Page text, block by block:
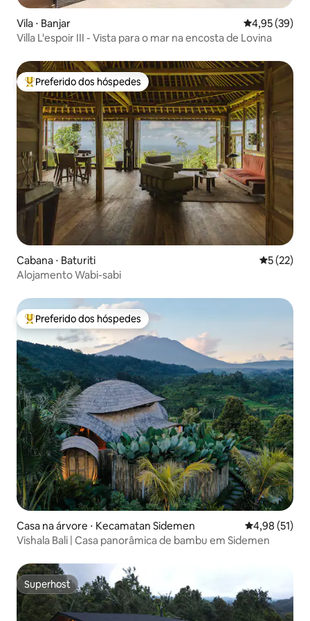
Vila ⋅ Banjar 4,95 de uma
4,95 (39)
Villa L'espoir III - Vista para o mar na encosta de Lovina
Entre os melhores preferidos dos hóspedes
Preferido dos hóspedes
Cabana ⋅ Baturiti 5 de uma
5 (22)
Alojamento Wabi-sabi
Entre os melhores preferidos dos hóspedes
Preferido dos hóspedes
Casa na árvore ⋅ Kecamatan Sidemen 4,98 de uma
4,98 (51)
Vishala Bali | Casa panorâmica de bambu em Sidemen
Superhost
Superhost